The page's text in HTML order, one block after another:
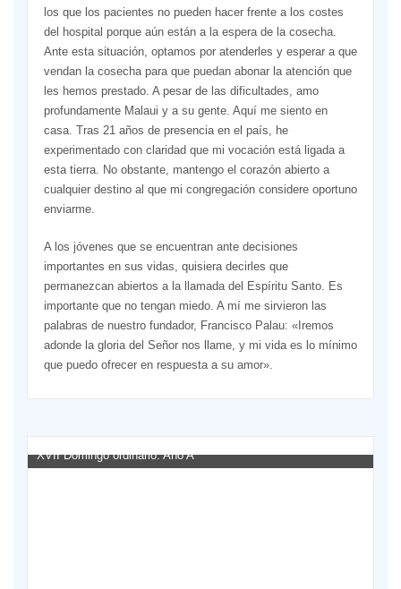
los que los pacientes no pueden hacer frente a los costes
del hospital porque aún están a la espera de la cosecha.
Ante esta situación, optamos por atenderles y esperar a que
vendan la cosecha para que puedan abonar la atención que
les hemos prestado. A pesar de las dificultades, amo
profundamente Malaui y a su gente. Aquí me siento en
casa. Tras 21 años de presencia en el país, he
experimentado con claridad que mi vocación está ligada a
esta tierra. No obstante, mantengo el corazón abierto a
cualquier destino al que mi congregación considere oportuno
enviarme.
A los jóvenes que se encuentran ante decisiones
importantes en sus vidas, quisiera decirles que
permanezcan abiertos a la llamada del Espíritu Santo. Es
importante que no tengan miedo. A mí me sirvieron las
palabras de nuestro fundador, Francisco Palau: «Iremos
adonde la gloria del Señor nos llame, y mi vida es lo mínimo
que puedo ofrecer en respuesta a su amor».
XVII Domingo ordinario. Año A